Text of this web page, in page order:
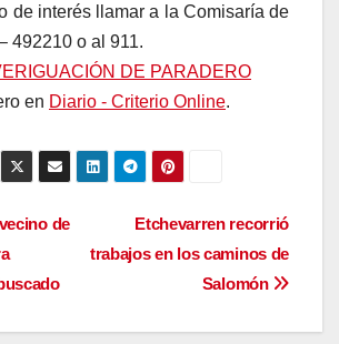
de interés llamar a la Comisaría de
492210 o al 911.
DE PARADERO
en Diario - Criterio Online.
Etchevarren recorrió
trabajos en los caminos de
Salomón
de